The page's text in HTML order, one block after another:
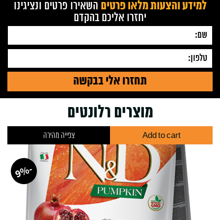
למידע והצעות מלאו פרטים השאירו פרטים ונציגינו
יחזרו אליכם בהקדם
מוצרים רלונטים
-
9
%
Add to cart צפייה מהירה